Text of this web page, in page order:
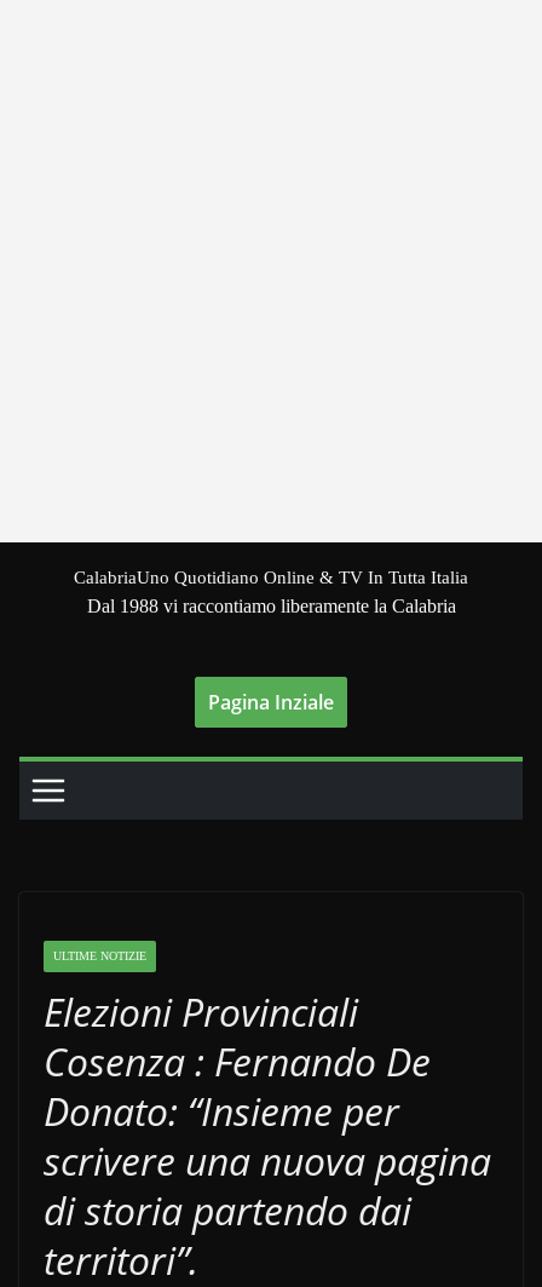
CalabriaUno Quotidiano Online & TV In Tutta Italia
Dal 1988 vi raccontiamo liberamente la Calabria
Pagina Inziale
ULTIME NOTIZIE
Elezioni Provinciali
Cosenza : Fernando De
Donato: “Insieme per
scrivere una nuova pagina
di storia partendo dai
territori”.